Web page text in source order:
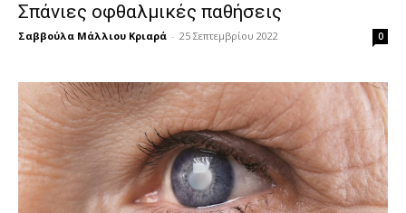
Σπάνιες οφθαλμικές παθήσεις
Σαββούλα Μάλλιου Κριαρά - 25 Σεπτεμβρίου 2022 0